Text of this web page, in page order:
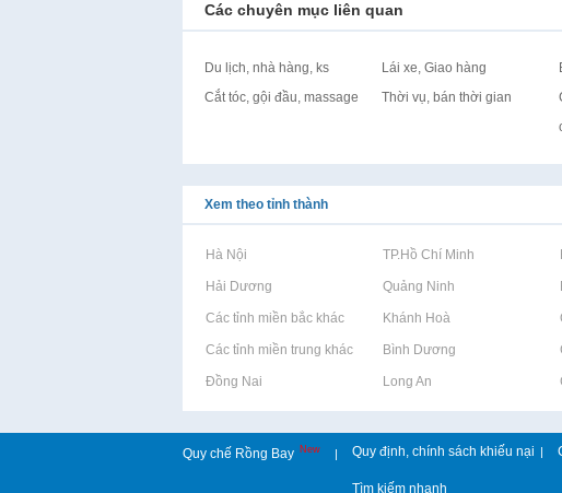
Các chuyên mục liên quan
Du lịch, nhà hàng, ks Lái xe, Giao hàng
Cắt tóc, gội đầu, massage
Thời vụ, bán thời gian
Xem theo tỉnh thành
Rao vặt tại Hà Nội Rao vặt tại TP.Hồ Chí Minh Rao vặt
Rao vặt tại Hải Dương Rao vặt tại Quảng Ninh Rao vặt
Rao vặt tại Các tỉnh miền bắc khácRao vặt tại Khánh Hoà Rao vặt
Rao vặt tại Các tỉnh miền trung khácRao vặt tại Bình Dương Rao vặt
Rao vặt tại Đồng Nai Rao vặt tại Long An Rao vặt
Quy chế Rồng Bay New | Quy định, chính sách khiếu nại |
Tìm kiếm nhanh